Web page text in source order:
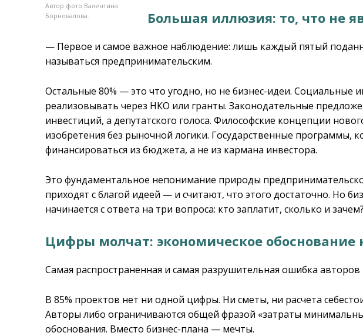
Автор фото Валентина
Борновалова.
Большая иллюзия: то, что не
— Первое и самое важное наблюдение: лишь каждый пятый
называться предпринимательским.
Остальные 80% — это что угодно, но не бизнес-идеи. Социальные
реализовывать через НКО или гранты. Законодательные
инвестиций, а депутатского голоса. Философские концепции
изобретения без рыночной логики. Государственные программы,
финансироваться из бюджета, а не из кармана инвестора.
Это фундаментальное непонимание природы
приходят с благой идеей — и считают, что этого достаточно. Но
начинается с ответа на три вопроса: кто заплатит, сколько и зачем?
Цифры молчат: экономическое
Самая распространенная и самая разрушительная ошибка
В 85% проектов нет ни одной цифры. Ни сметы, ни расчета
Авторы либо ограничиваются общей фразой «затраты
обоснования. Вместо бизнес-плана — мечты.